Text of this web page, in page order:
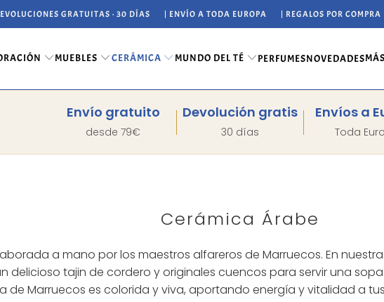
GRATUITAS · 30 DÍAS | ENVÍO A TODA EUROPA | REGALOS POR COMPRA
MUEBLES CERÁMICA MUNDO DEL TÉ PERFUMESNOVEDADESMÁS
Envío gratuito
desde 79€
Devolución gratis
30 días
Envíos a
Toda
Cerámica Árabe
a mano por los maestros alfareros de Marruecos. En
delicioso tajin de cordero y originales cuencos para servir una
de Marruecos es colorida y viva, aportando energía y vitalidad a